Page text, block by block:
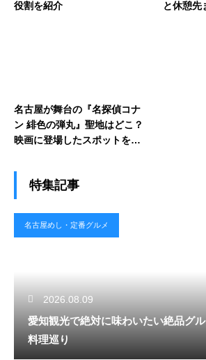
役割を紹介
と休憩先
名古屋が舞台の『名探偵コナ
ン 緋色の弾丸』聖地はどこ？
映画に登場したスポットを巡
特集記事
名古屋めし・定番グルメ
2026.08.09
愛知観光で絶対に味わいたい絶品グ
料理巡り